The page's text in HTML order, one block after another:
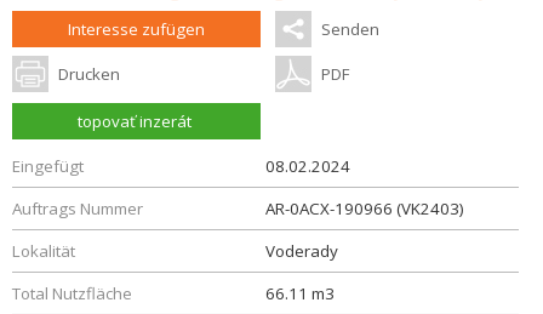
Interesse zufügen Senden
Drucken PDF
topovať inzerát
Eingefügt
08.02.2024
Auftrags Nummer
AR-0ACX-190966 (VK2403)
Lokalität
Voderady
Total Nutzfläche
66.11 m3